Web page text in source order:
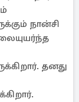
நான்சி
தனது